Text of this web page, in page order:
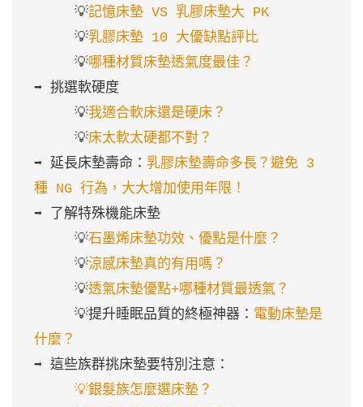
     💡
記憶床墊 VS 乳膠床墊大 PK
     💡
乳膠床墊 10 大優缺點評比
     💡
哪種材質床墊透氣度最佳？
➡️ 挑選軟硬度
     💡
我適合軟床還是硬床？
     💡
床太軟太硬都不對？
➡️ 延長床墊壽命： 乳膠床墊壽命多長？避免 3
種 NG 行為，大大增加使用年限！
➡️ 了解特殊機能床墊
     💡
石墨烯床墊功效、優點是什麼？
     💡
涼感床墊真的有用嗎？
     💡
透氣床墊優點+哪種材質最透氣？
     💡提升睡眠品質的終極神器：
電動床墊是
什麼？
➡️ 這些族群挑床墊要特別注意：
  💡銀髮族怎麼選床墊？